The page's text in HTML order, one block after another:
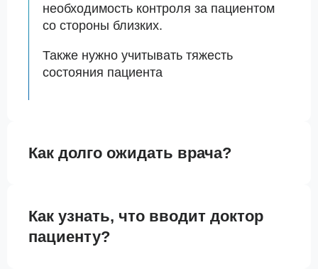
необходимость контроля за пациентом
со стороны близких.
Также нужно учитывать тяжесть
состояния пациента
Как долго ожидать врача?
Как узнать, что вводит доктор
пациенту?